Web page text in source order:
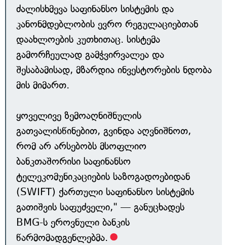
ძალისხმევა საფინანსო სისტემის და
კანონმდებლობის ევრო რეგულაციებთან
დაახლოების კუთხითაც. სისტემა
გამორჩეულად გამჭვირვალეა და
შესაბამისად, მზარდია ინვესტორების ნდობა
მის მიმართ.
ყოველივე ზემოაღნიშნულის
გათვალისწინებით, გვინდა აღვნიშნოთ,
რომ არ არსებობს მსოფლიო
ბანკთაშორისი საფინანსო
ტელეკომუნიკაციების საზოგადოებიდან
(SWIFT) ქართული საფინანსო სისტემის
გათიშვის საფუძველი," — განუცხადეს
BMG-ს ეროვნული ბანკის
წარმომადგენლებმა.